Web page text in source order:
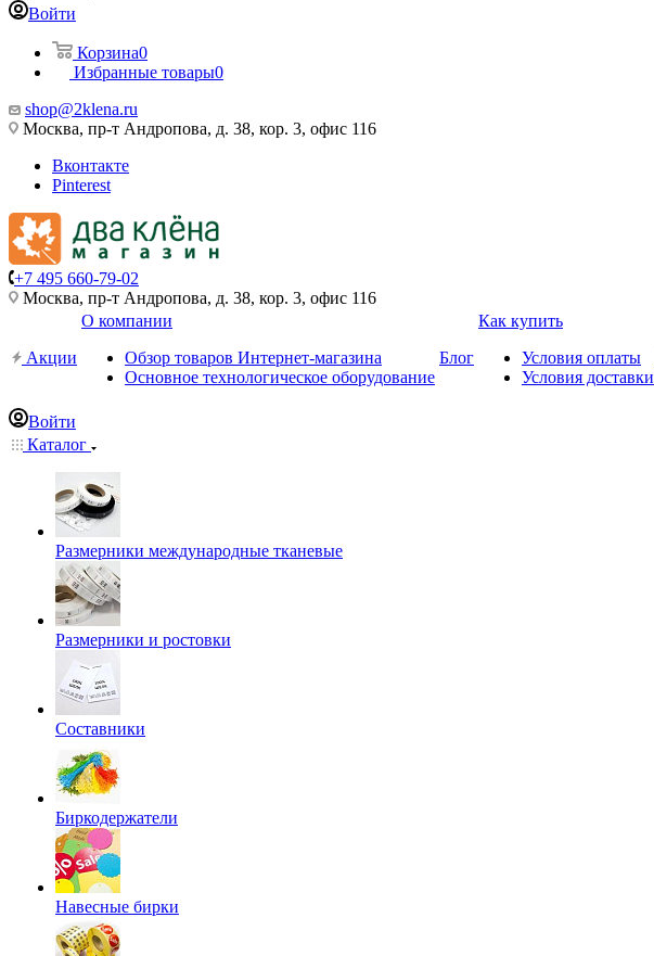
Войти
Корзина0
Избранные товары0
shop@2klena.ru
Москва, пр-т Андропова, д. 38, кор. 3, офис 116
Вконтакте
Pinterest
+7 495 660-79-02
Москва, пр-т Андропова, д. 38, кор. 3, офис 116
Акции
О компании
Обзор товаров Интернет-магазина
Основное технологическое оборудование
Блог
Как купить
Условия оплаты
Условия доставки
Войти
Каталог
Размерники международные тканевые
Размерники и ростовки
Составники
Биркодержатели
Навесные бирки